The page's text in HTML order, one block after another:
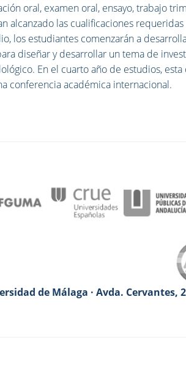
oral, examen oral, ensayo, trabajo
alcanzado las cualificaciones
los estudiantes comenzarán a
diseñar y desarrollar un tema de
En el cuarto año de estudios,
conferencia académica internacional.
de Málaga · Avda. Cervantes,